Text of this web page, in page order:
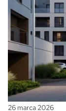
26 marca 2026